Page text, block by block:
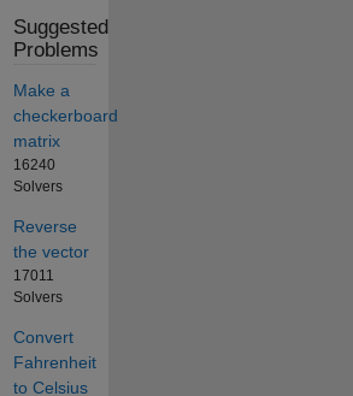
Suggested
Problems
Make a
checkerboard
matrix
16240
Solvers
Reverse
the vector
17011
Solvers
Convert
Fahrenheit
to Celsius